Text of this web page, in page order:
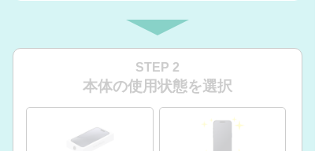
STEP 2
本体の使用状態を選択